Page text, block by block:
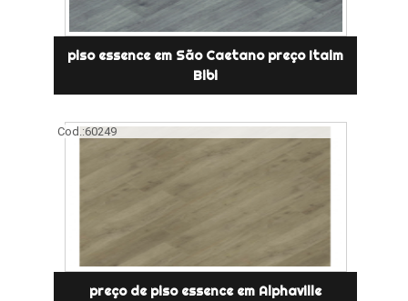
piso essence em São Caetano preço Itaim
Bibi
Cod.:60249
preço de piso essence em Alphaville